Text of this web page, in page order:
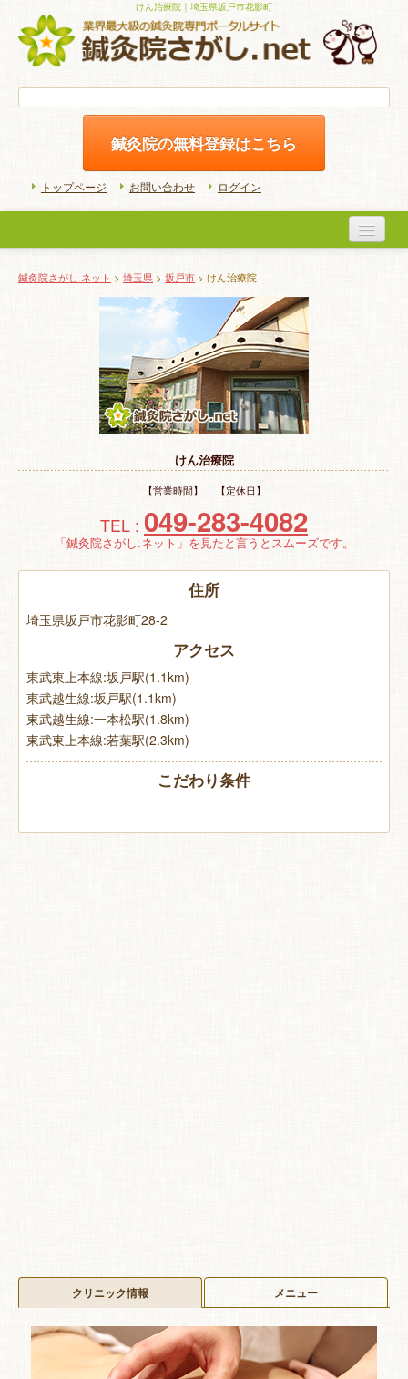
けん治療院｜埼玉県坂戸市花影町
鍼灸院の無料登録はこちら
トップページ お問い合わせ ログイン
初めての方へ
よくある質問
ホームケア
特 集
お悩み解決！
鍼灸院さがし.ネット > 埼玉県 > 坂戸市 > けん治療院
けん治療院
【営業時間】 【定休日】
TEL : 049-283-4082
「鍼灸院さがし.ネット」を見たと言うとスムーズです。
住所
埼玉県坂戸市花影町28-2
アクセス
東武東上本線:坂戸駅(1.1km)
東武越生線:坂戸駅(1.1km)
東武越生線:一本松駅(1.8km)
東武東上本線:若葉駅(2.3km)
こだわり条件
クリニック情報 メニュー